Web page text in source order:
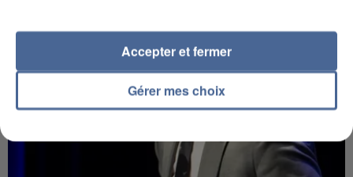
Gérer mes choix
Accepter et fermer